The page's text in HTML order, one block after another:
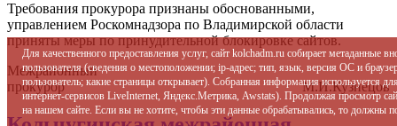
Требования прокурора признаны обоснованными,
управлением Роскомнадзора по Владимирской области
приняты меры по принудительной блокировке сайтов.
Межрайонный
прокурор М.И.Кузнецов
Для качественного предоставления услуг, сайт kolchadm.ru собирает
пользователя (сведения о местоположении; ip-адрес; тип, язык, версия ОС и
пользователь; какие страницы открывает). Собранная информация используется
интернет-сервисов LiveInternet, Яндекс.Метрика, Awstats). Продолжая просмотр
на нашем сайте. Если вы не хотите, чтобы эти данные обрабатывались, то должны